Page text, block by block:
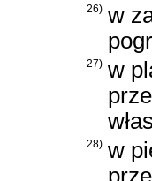
26) w
27) w
28) w